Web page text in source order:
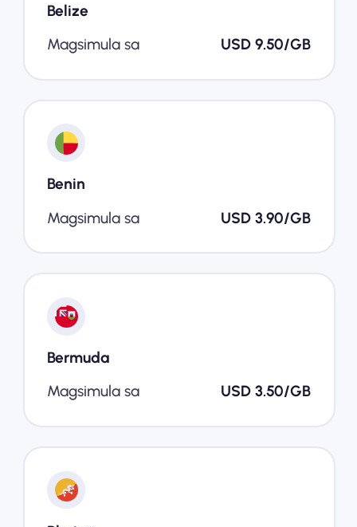
Belize
Magsimula sa
USD 9.50/GB
Benin
Magsimula sa
USD 3.90/GB
Bermuda
Magsimula sa
USD 3.50/GB